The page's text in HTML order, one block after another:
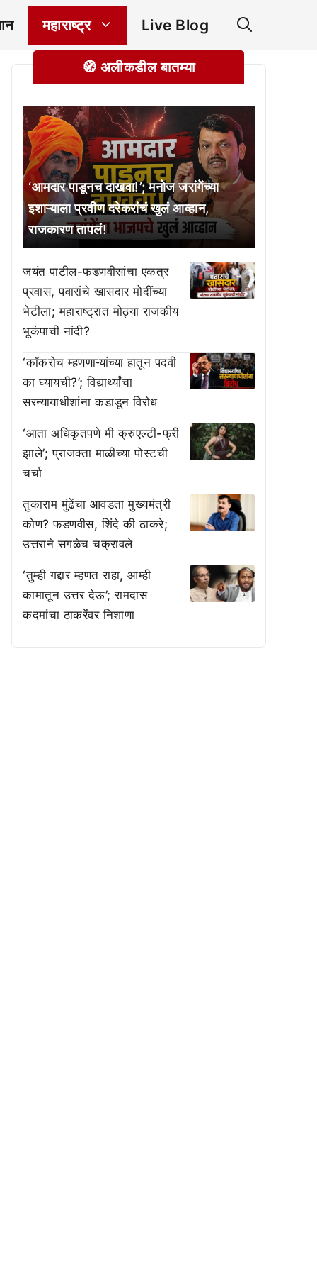
महाराष्ट्र Live Blog
🧭 अलीकडील बातम्या
‘आमदार पाडूनच दाखवा!’; मनोज जरांगेंच्या
इशाऱ्याला प्रवीण दरेकरांचं खुलं आव्हान,
राजकारण तापलं!
जयंत पाटील-फडणवीसांचा एकत्र
प्रवास, पवारांचे खासदार मोदींच्या
भेटीला; महाराष्ट्रात मोठ्या राजकीय
भूकंपाची नांदी?
‘काॅकरोच म्हणणाऱ्यांच्या हातून पदवी
का घ्यायची?’; विद्यार्थ्यांचा
सरन्यायाधीशांना कडाडून विरोध
‘आता अधिकृतपणे मी क्रुएल्टी-फ्री
झाले’; प्राजक्ता माळीच्या पोस्टची
चर्चा
तुकाराम मुंढेंचा आवडता मुख्यमंत्री
कोण? फडणवीस, शिंदे की ठाकरे;
उत्तराने सगळेच चक्रावले
‘तुम्ही गद्दार म्हणत राहा, आम्ही
कामातून उत्तर देऊ’; रामदास
कदमांचा ठाकरेंवर निशाणा